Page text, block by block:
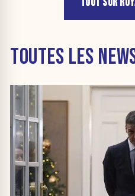
TOUTES LES